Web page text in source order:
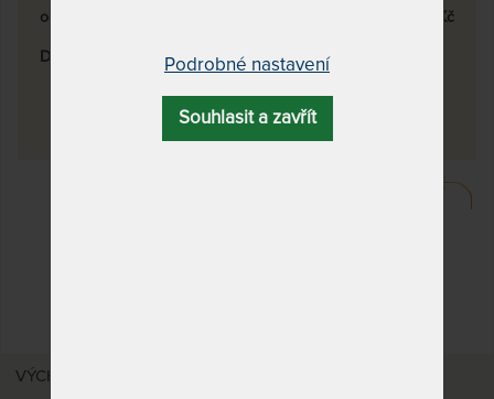
od Kč
Dostupnost a doprava
doprava zdarma 3
VÝCHOZÍ
Podrobné nastavení
Souhlasit a zavřít